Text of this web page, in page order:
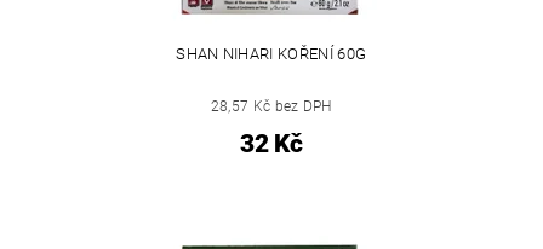
SHAN NIHARI KOŘENÍ 60G
28,57 Kč bez DPH
32 Kč